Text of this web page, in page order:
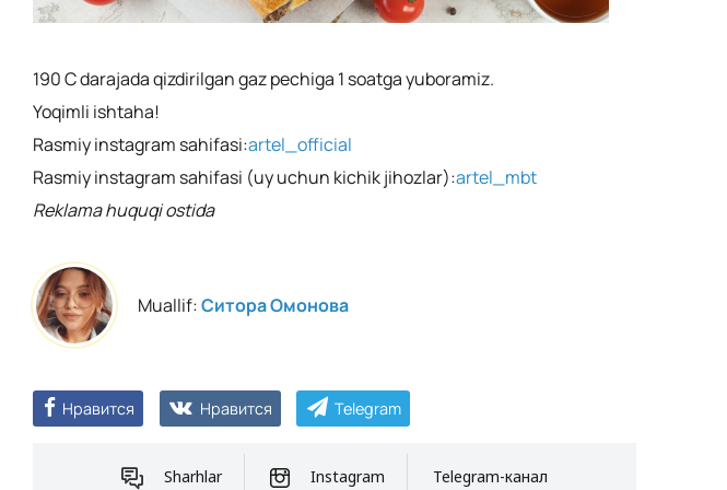
190 C darajada qizdirilgan gaz pechiga 1 soatga yuboramiz.
Yoqimli ishtaha!
Rasmiy instagram sahifasi:artel_official
Rasmiy instagram sahifasi (uy uchun kichik jihozlar):artel_mbt
Reklama huquqi ostida
Muallif:Ситора Омонова
Нравится Нравится Telegram
Sharhlar Instagram Telegram-канал